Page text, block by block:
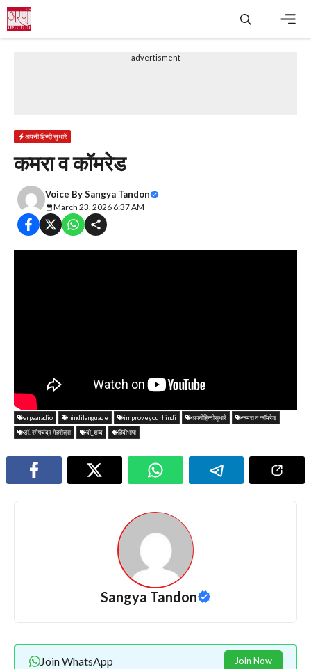
Skip
to
content
advertisment
अपनी हिन्दी सुधारें
कमरा व कॉमरेड
Voice BySangya Tandon
March 23, 2026 6:37 AM
arpaaradio hindilanguage improveyourhindi अपनीहिन्दीसूधारे
कमरा व कॉमरेड
डॉ. रमेषचंद्र मेहरोत्रा
दो_शब्द हिंदीभाषा
Sangya Tandon
Join WhatsApp Join Now